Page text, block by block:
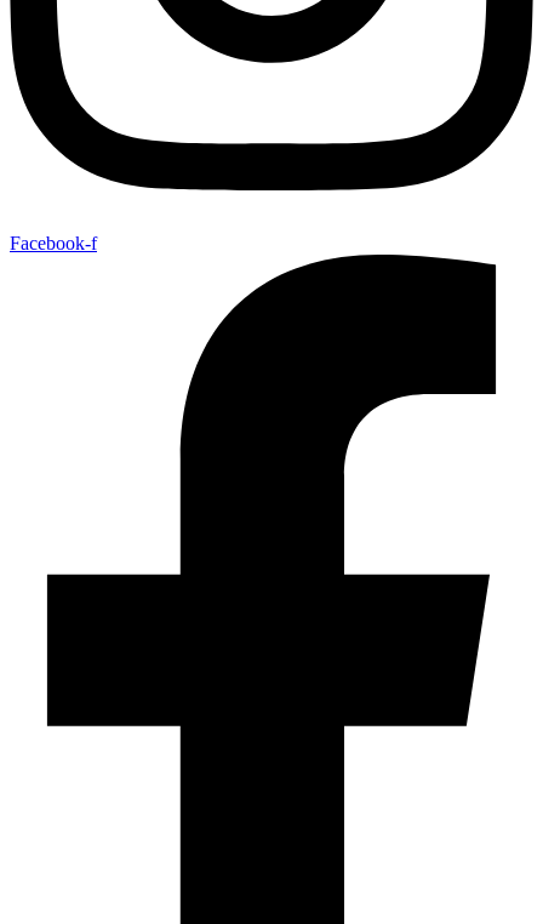
Facebook-f